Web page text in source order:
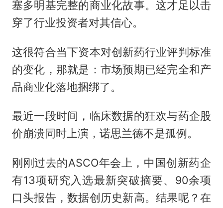
塞多明基完整的商业化故事。这才足以击
穿了行业投资者对其信心。
这很符合当下资本对创新药行业评判标准
的变化，那就是：市场预期已经完全和产
品商业化落地捆绑了。
最近一段时间，临床数据的狂欢与药企股
价崩溃同时上演，诺思兰德不是孤例。
刚刚过去的ASCO年会上，中国创新药企
有13项研究入选最新突破摘要、90余项
口头报告，数据创历史新高。结果呢？在